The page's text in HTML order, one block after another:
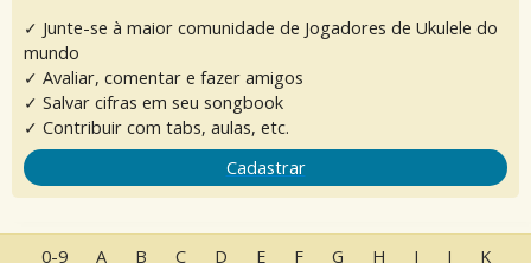
✓ Junte-se à maior comunidade de Jogadores de Ukulele do
mundo
✓ Avaliar, comentar e fazer amigos
✓ Salvar cifras em seu songbook
✓ Contribuir com tabs, aulas, etc.
Cadastrar
0-9 A B C D E F G H I J K